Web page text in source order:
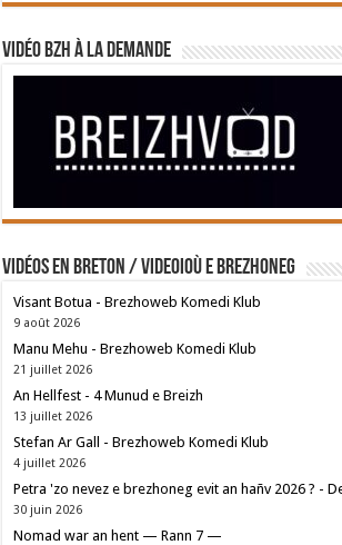
Vidéo BZH à la demande
Vidéos en breton / Videoioù e brezhoneg
Visant Botua - Brezhoweb Komedi Klub
9 août 2026
Manu Mehu - Brezhoweb Komedi Klub
21 juillet 2026
An Hellfest - 4 Munud e Breizh
13 juillet 2026
Stefan Ar Gall - Brezhoweb Komedi Klub
4 juillet 2026
Petra 'zo nevez e brezhoneg evit an hañv 2026 ? -
30 juin 2026
Nomad war an hent — Rann 7 —